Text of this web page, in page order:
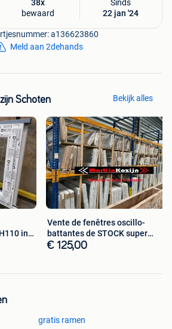
38x
bewaard
Sinds
22 jan '24
a136623860
Meld aan 2dehands
Schoten Bekijk alles
in
Vente de fenêtres oscillo-
battantes de STOCK super
isolant!
€ 125,00
gratis ramen